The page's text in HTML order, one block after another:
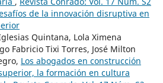
de la innovación disruptiva en
Quintana, Lola Ximena
Fabricio Tixi Torres, José Milton
Los abogados en construcción
la formación en cultura